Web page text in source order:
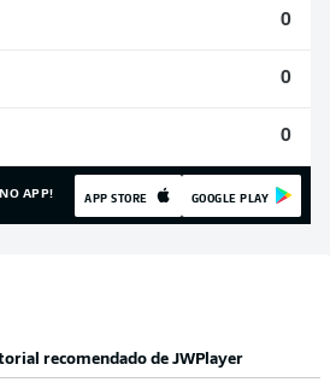
0
0
0
APP! APP STORE GOOGLE PLAY
recomendado de JWPlayer